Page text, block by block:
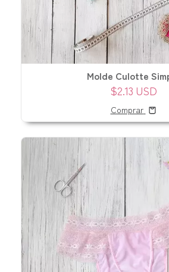
Molde Culotte
$2.13 USD
Comprar